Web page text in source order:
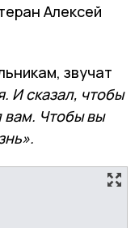
Алексей
звучат
И сказал, чтобы
вам. Чтобы вы